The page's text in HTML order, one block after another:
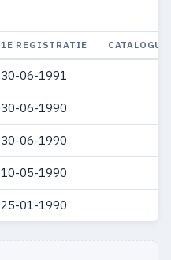
1E REGISTRATIE
30-06-1991
30-06-1990
30-06-1990
10-05-1990
25-01-1990